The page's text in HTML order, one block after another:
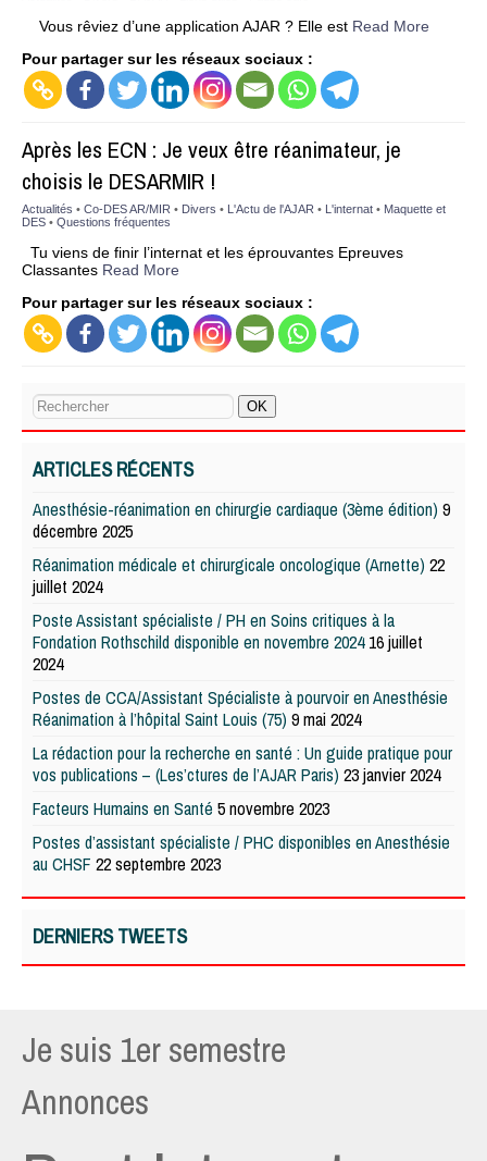
Vous rêviez d’une application AJAR ? Elle est Read More
Pour partager sur les réseaux sociaux :
Après les ECN : Je veux être réanimateur, je
choisis le DESARMIR !
Actualités • Co-DES AR/MIR • Divers • L'Actu de l'AJAR • L'internat • Maquette et
DES • Questions fréquentes
Tu viens de finir l’internat et les éprouvantes Epreuves
Classantes Read More
Pour partager sur les réseaux sociaux :
ARTICLES RÉCENTS
Anesthésie-réanimation en chirurgie cardiaque (3ème édition) 9
décembre 2025
Réanimation médicale et chirurgicale oncologique (Arnette) 22
juillet 2024
Poste Assistant spécialiste / PH en Soins critiques à la
Fondation Rothschild disponible en novembre 2024 16 juillet
2024
Postes de CCA/Assistant Spécialiste à pourvoir en Anesthésie
Réanimation à l’hôpital Saint Louis (75) 9 mai 2024
La rédaction pour la recherche en santé : Un guide pratique pour
vos publications – (Les’ctures de l’AJAR Paris) 23 janvier 2024
Facteurs Humains en Santé 5 novembre 2023
Postes d’assistant spécialiste / PHC disponibles en Anesthésie
au CHSF 22 septembre 2023
DERNIERS TWEETS
Je suis 1er semestre
Annonces